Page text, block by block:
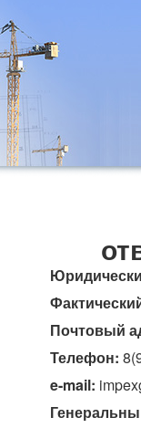
внесения
изменения в
Ассоциации
Почтовый
Телефон:
e-mail: